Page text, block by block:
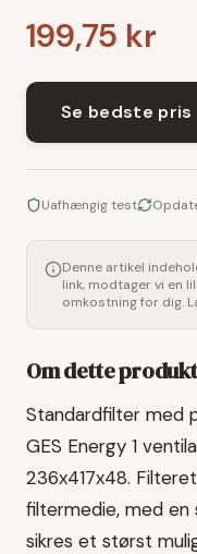
199,75 kr
Se bedste pris
Uafhængig test
Denne artikel
link, modtager vi en
omkostning for dig.
Om dette produkt
Standardfilter med
GES Energy 1
236x417x48.
filtermedie, med en
sikres et størst